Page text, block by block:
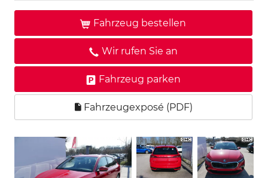
Fahrzeug bestellen
Wir rufen Sie an
Fahrzeug parken
Fahrzeugexposé (PDF)